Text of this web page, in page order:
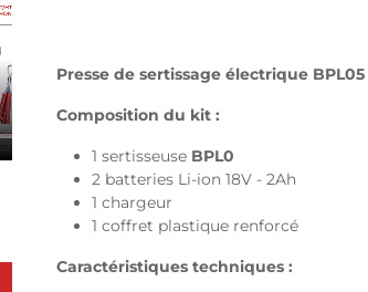
Presse de sertissage électrique BPL05
Composition du kit :
1 sertisseuse BPL0
2 batteries Li-ion 18V - 2Ah
1 chargeur
1 coffret plastique renforcé
Caractéristiques techniques :